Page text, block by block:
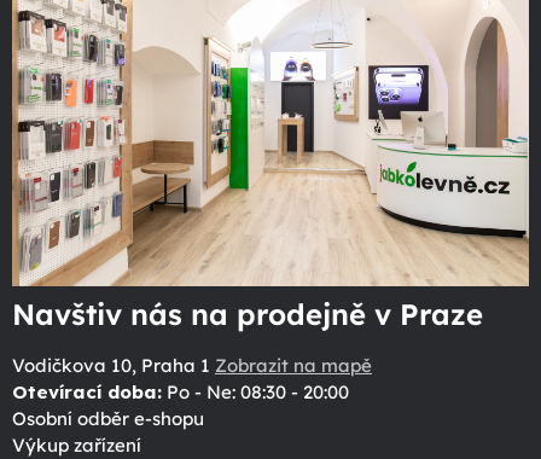
Navštiv nás na prodejně v Praze
Vodičkova 10, Praha 1 Zobrazit na mapě
Otevírací doba: Po - Ne: 08:30 - 20:00
Osobní odběr e-shopu
Výkup zařízení